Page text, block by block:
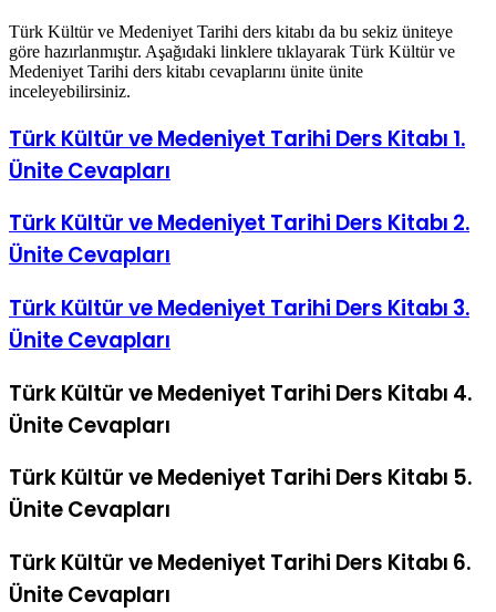
Türk Kültür ve Medeniyet Tarihi ders kitabı da bu sekiz üniteye
göre hazırlanmıştır. Aşağıdaki linklere tıklayarak Türk Kültür ve
Medeniyet Tarihi ders kitabı cevaplarını ünite ünite
inceleyebilirsiniz.
Türk Kültür ve Medeniyet Tarihi Ders Kitabı 1.
Ünite Cevapları
Türk Kültür ve Medeniyet Tarihi Ders Kitabı 2.
Ünite Cevapları
Türk Kültür ve Medeniyet Tarihi Ders Kitabı 3.
Ünite Cevapları
Türk Kültür ve Medeniyet Tarihi Ders Kitabı 4.
Ünite Cevapları
Türk Kültür ve Medeniyet Tarihi Ders Kitabı 5.
Ünite Cevapları
Türk Kültür ve Medeniyet Tarihi Ders Kitabı 6.
Ünite Cevapları